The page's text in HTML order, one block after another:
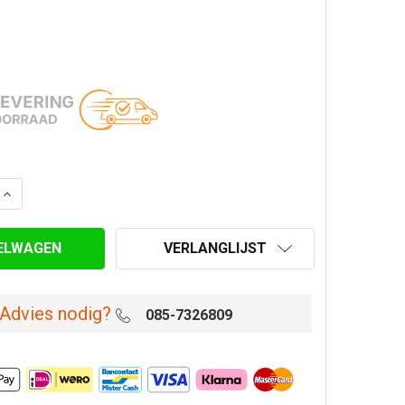
VAN REGENKAP (CHINESE KAP) Ø 200 MM
VERHOOG AANTAL VAN REGENKAP (CHINESE KAP) Ø 200
VERLANGLIJST
Advies nodig? 085-7326809